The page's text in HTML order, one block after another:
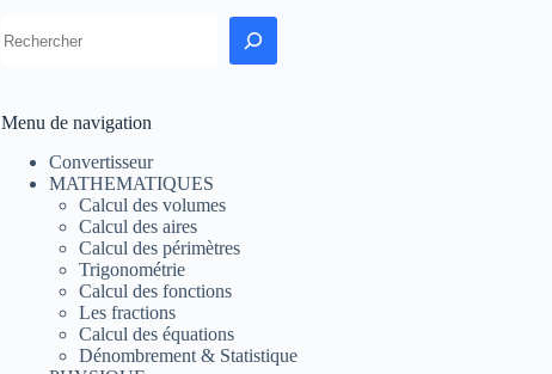
Menu de navigation
Convertisseur
MATHEMATIQUES
Calcul des volumes
Calcul des aires
Calcul des périmètres
Trigonométrie
Calcul des fonctions
Les fractions
Calcul des équations
Dénombrement & Statistique